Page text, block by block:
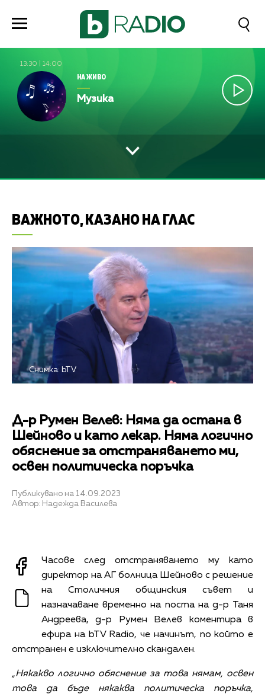
13:30 14:00
НА ЖИВО
Музика
ВАЖНОТО, КАЗАНО НА ГЛАС
Снимка: bTV
Д-р Румен Велев: Няма да остана в
Шейново и като лекар. Няма логично
обяснение за отстраняването ми,
освен политическа поръчка
Публикувано на 14.09.2023
Автор: Надежда Василева
Часове след отстраняването му като
директор на АГ болница Шейново с решение
на Столичния общинския съвет и
назначаване временно на поста на д-р Таня
Андреева, д-р Румен Велев коментира в
ефира на bTV Radio, че начинът, по който е
отстранен е изключително скандален.
„Някакво логично обяснение за това нямам, освен
това да бъде някаква политическа поръчка,